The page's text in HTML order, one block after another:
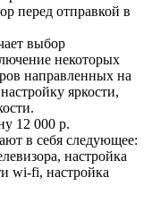
перед отправкой в
выбор
некоторых
направленных на
яркости,
12 000 р.
в себя следующее:
настройка
wi-fi, настройка